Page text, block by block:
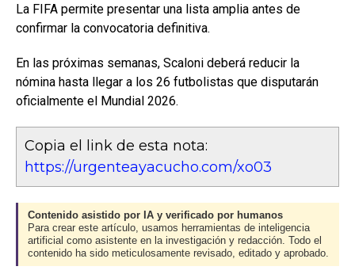
La FIFA permite presentar una lista amplia antes de
confirmar la convocatoria definitiva.
En las próximas semanas, Scaloni deberá reducir la
nómina hasta llegar a los 26 futbolistas que disputarán
oficialmente el Mundial 2026.
Copia el link de esta nota:
https://urgenteayacucho.com/xo03
Contenido asistido por IA y verificado por humanos
Para crear este artículo, usamos herramientas de inteligencia
artificial como asistente en la investigación y redacción. Todo el
contenido ha sido meticulosamente revisado, editado y aprobado.